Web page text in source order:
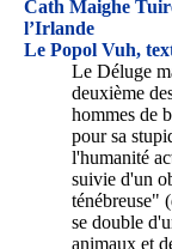
Cath Maighe
l’Irlande
Le Popol Vuh,
Le Déluge
deuxième
hommes de
pour sa
l'humanité
suivie d'un
ténébreuse"
se double
animaux et